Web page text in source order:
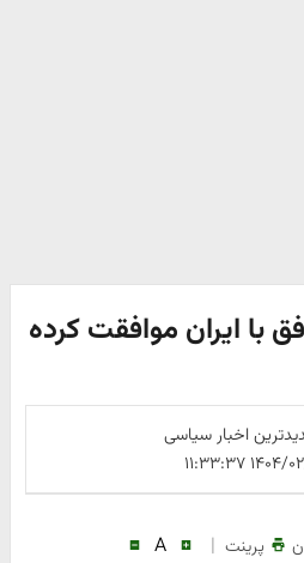
با ایران موافقت کرده
اخبار سیاسی
پرینت |
A